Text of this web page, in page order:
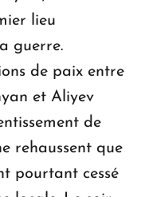
lieu
guerre.
de paix entre
et Aliyev
de
rehaussent que
pourtant cessé